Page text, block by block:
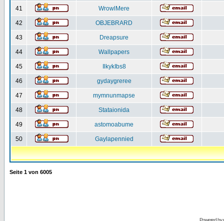
41 WrowlMere
42 OBJEBRARD
43 Dreapsure
44 Wallpapers
45 IlkykIbs8
46 gydaygreree
47 mymnunmapse
48 Stataionida
49 astomoabume
50 Gaylapennied
Seite 1 von 6005
Powered by